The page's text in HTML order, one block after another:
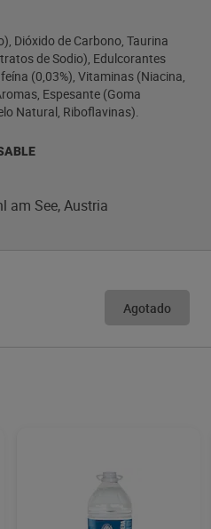
Dióxido de Carbono, Taurina
de Sodio), Edulcorantes
(0,03%), Vitaminas (Niacina,
Espesante (Goma
Natural, Riboflavinas).
am See, Austria
Agotado